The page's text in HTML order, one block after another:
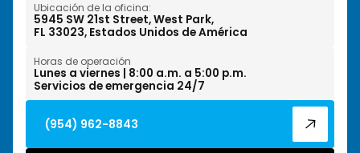
Wilton Manors, FL
Ubicación de la oficina:
5945 SW 21st Street, West Park,
FL 33023, Estados Unidos de América
Horas de operación
Lunes a viernes | 8:00 a.m. a 5:00 p.m.
Servicios de emergencia 24/7
(954) 962-8843